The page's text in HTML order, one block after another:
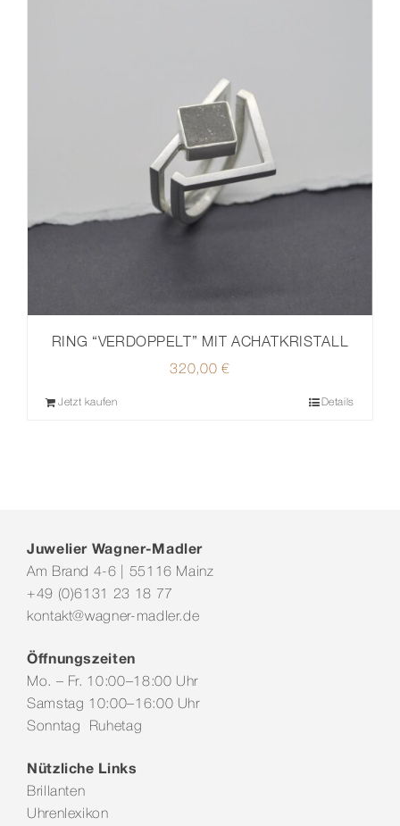
RING “VERDOPPELT” MIT ACHATKRISTALL
320,00 €
Jetzt kaufen Details
Juwelier Wagner-Madler
Am Brand 4-6 | 55116 Mainz
+49 (0)6131 23 18 77
kontakt@wagner-madler.de
Öffnungszeiten
Mo. – Fr. 10:00–18:00 Uhr
Samstag 10:00–16:00 Uhr
Sonntag Ruhetag
Nützliche Links
Brillanten
Uhrenlexikon